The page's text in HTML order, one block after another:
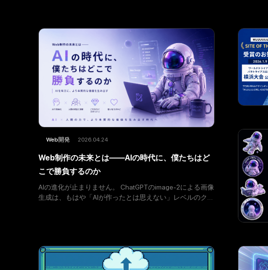
Web開発 2026.04.24
Web制作の未来とは——AIの時代に、僕たちはど
こで勝負するのか
AIの進化が止まりません。 ChatGPTのimage-2による画像
生成は、もはや「AIが作ったとは思えない」レベルのクオ